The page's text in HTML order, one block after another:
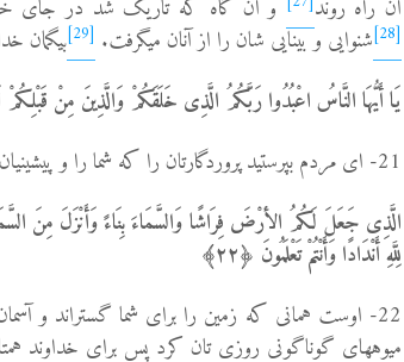
آن راه روند
و آن گاه که تاریک شد در جای
[28] شنوایی و بینایی شان را از آنان می­گرفت. [29] بی­گمان
یَا أَیُّهَا النَّاسُ اعْبُدُوا رَبَّکُمُ الَّذِی خَلَقَکُمْ وَالَّذِینَ مِنْ قَبْلِکُمْ
21- ای مردم بپرستید پروردگارتان را که شما را و پیشینیان تان را آفرید، باشد که پرهیزگار شوید.
الَّذِی جَعَلَ لَکُمُ الأرْضَ فِرَاشًا وَالسَّمَاءَ بِنَاءً وَأَنْزَلَ مِنَ
لِلَّهِ أَنْدَادًا وَأَنْتُمْ تَعْلَمُونَ ﴿٢٢﴾
22- اوست همانی که زمین را برای شما گستراند و
میوه­های گوناگونی روزی تان کرد پس برای خداوند